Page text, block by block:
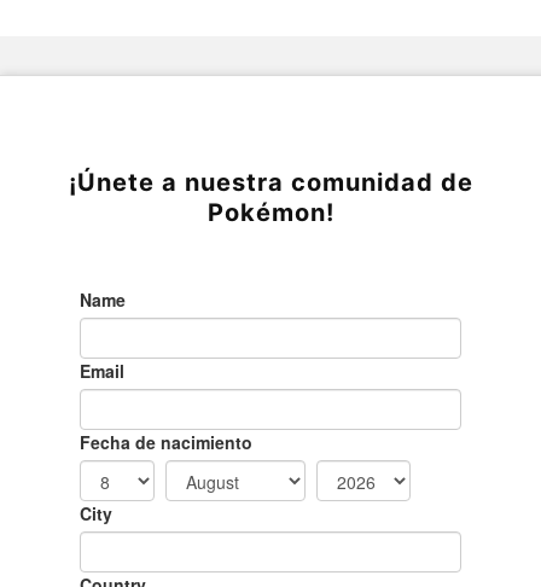
¡Únete a nuestra comunidad de
Pokémon!